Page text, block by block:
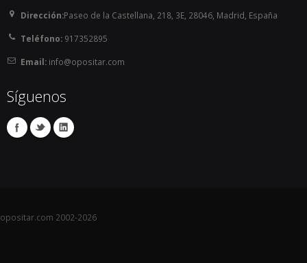
Dirección:Paseo de la Castellana, 218, 3E, 28046, Madrid, España
Teléfono: 917352895
Email:info@opositar.com
Síguenos
opositar.com 2002-2026